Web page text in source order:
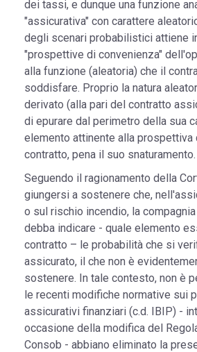
dei tassi, e dunque una funzione
"assicurativa" con carattere
degli scenari probabilistici attiene
"prospettive di convenienza"
alla funzione (aleatoria) che il
soddisfare. Proprio la natura
derivato (alla pari del contratto
di epurare dal perimetro della sua
elemento attinente alla prospettiva
contratto, pena il suo snaturamento.
Seguendo il ragionamento della
giungersi a sostenere che,
o sul rischio incendio, la
debba indicare - quale elemento
contratto – le probabilità che si
assicurato, il che non è
sostenere. In tale contesto, non è
le recenti modifiche normative sui
assicurativi finanziari (c.d. IBIP) -
occasione della modifica del
Consob - abbiano eliminato la